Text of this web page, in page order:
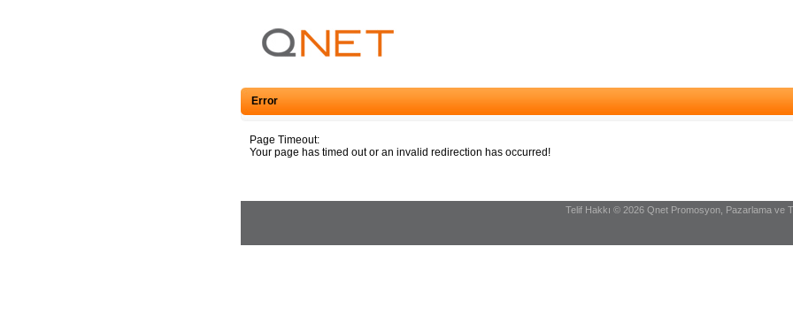
Error
Page Timeout:
Your page has timed out or an invalid redirection has occurred!
Telif Hakkı © 2026 Qnet Promosyon, Pazarlama ve